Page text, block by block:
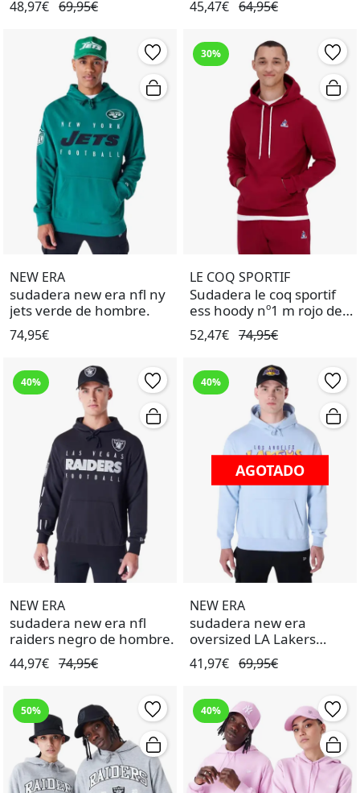
48,97€ 69,95€ 45,47€ 64,95€
NEW ERA
sudadera new era nfl ny
jets verde de hombre.
74,95€
30%
LE COQ SPORTIF
Sudadera le coq sportif
ess hoody nº1 m rojo de
hombre.
52,47€ 74,95€
40%
NEW ERA
sudadera new era nfl
raiders negro de hombre.
44,97€ 74,95€
40%
AGOTADO
AGOTADO
NEW ERA
sudadera new era
oversized LA Lakers
graphic azul de hombre.
41,97€ 69,95€
50% 40%